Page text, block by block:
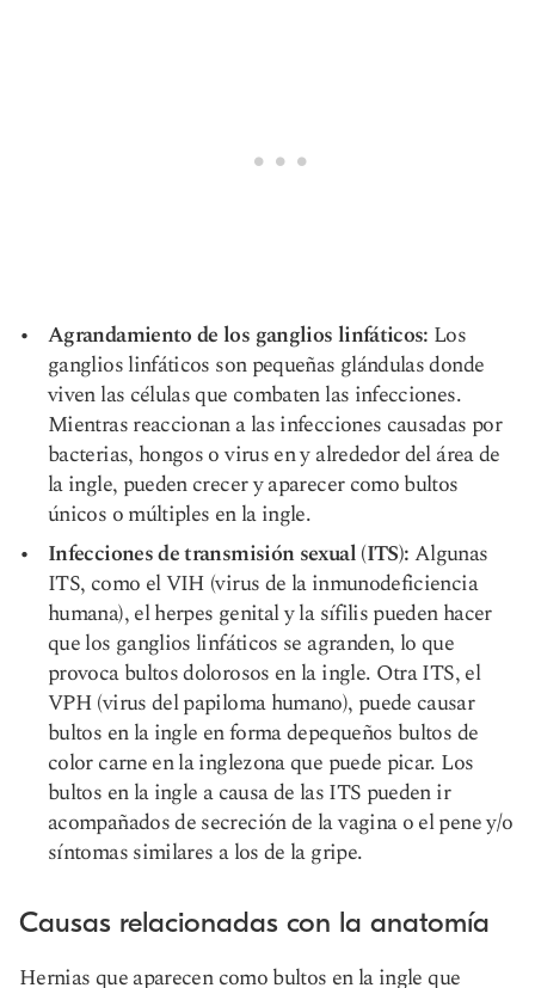
Agrandamiento de los ganglios linfáticos: Los
ganglios linfáticos son pequeñas glándulas donde
viven las células que combaten las infecciones.
Mientras reaccionan a las infecciones causadas por
bacterias, hongos o virus en y alrededor del área de
la ingle, pueden crecer y aparecer como bultos
únicos o múltiples en la ingle.
Infecciones de transmisión sexual (ITS):Algunas
ITS, como el VIH (virus de la inmunodeficiencia
humana), el herpes genital y la sífilis pueden hacer
que los ganglios linfáticos se agranden, lo que
provoca bultos dolorosos en la ingle. Otra ITS, el
VPH (virus del papiloma humano), puede causar
bultos en la ingle en forma depequeños bultos de
color carne en la inglezona que puede picar. Los
bultos en la ingle a causa de las ITS pueden ir
acompañados de secreción de la vagina o el pene y/o
síntomas similares a los de la gripe.
Causas relacionadas con la anatomía
Herniasque aparecen como bultos en la ingle que